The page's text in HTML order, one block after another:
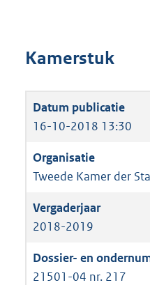
Kamerstuk
16-10-2018 13:30
Tweede Kamer der
2018-2019
21501-04 nr. 217